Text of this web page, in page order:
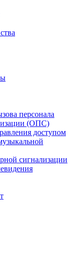
персонала
(ОПС)
доступом
сигнализации